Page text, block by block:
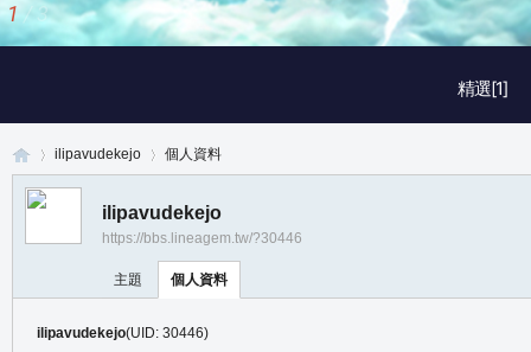
精選[1]
1 / 3
ilipavudekejo 個人資料
ilipavudekejo
https://bbs.lineagem.tw/?30446
主題 個人資料
ilipavudekejo(UID: 30446)